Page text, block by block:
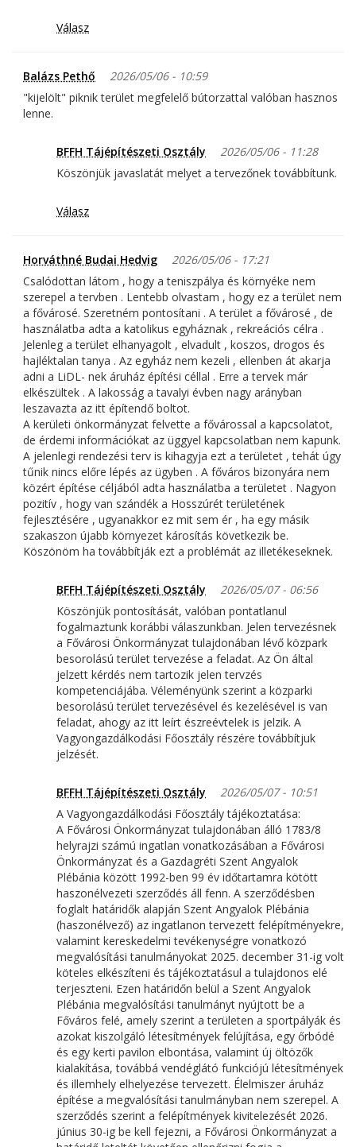
Válasz
Balázs Pethő
2026/05/06 - 10:59
"kijelölt" piknik terület megfelelő bútorzattal valóban hasznos
lenne.
BFFH Tájépítészeti Osztály
2026/05/06 - 11:28
Köszönjük javaslatát melyet a tervezőnek továbbítunk.
Válasz
Horváthné Budai Hedvig
2026/05/06 - 17:21
Csalódottan látom , hogy a teniszpálya és környéke nem
szerepel a tervben . Lentebb olvastam , hogy ez a terület nem
a fővárosé. Szeretném pontosítani . A terület a fővárosé , de
használatba adta a katolikus egyháznak , rekreációs célra .
Jelenleg a terület elhanyagolt , elvadult , koszos, drogos és
hajléktalan tanya . Az egyház nem kezeli , ellenben át akarja
adni a LiDL- nek áruház építési céllal . Erre a tervek már
elkészültek . A lakosság a tavalyi évben nagy arányban
leszavazta az itt építendő boltot.
A kerületi önkormányzat felvette a fővárossal a kapcsolatot,
de érdemi információkat az üggyel kapcsolatban nem kapunk.
A jelenlegi rendezési terv is kihagyja ezt a területet , tehát úgy
tűnik nincs előre lépés az ügyben . A főváros bizonyára nem
közért építése céljából adta használatba a területet . Nagyon
pozitív , hogy van szándék a Hosszúrét területének
fejlesztésére , ugyanakkor ez mit sem ér , ha egy másik
szakaszon újabb környezet károsítás következik be.
Köszönöm ha továbbítják ezt a problémát az illetékeseknek.
BFFH Tájépítészeti Osztály
2026/05/07 - 06:56
Köszönjük pontosítását, valóban pontatlanul
fogalmaztunk korábbi válaszunkban. Jelen tervezésnek
a Fővárosi Önkormányzat tulajdonában lévő közpark
besorolású terület tervezése a feladat. Az Ön által
jelzett kérdés nem tartozik jelen tervzés
kompetenciájába. Véleményünk szerint a közparki
besorolású terület tervezésével és kezelésével is van
feladat, ahogy az itt leírt észreévtelek is jelzik. A
Vagyongazdálkodási Főosztály részére továbbítjuk
jelzését.
BFFH Tájépítészeti Osztály
2026/05/07 - 10:51
A Vagyongazdálkodási Főosztály tájékoztatása:
A Fővárosi Önkormányzat tulajdonában álló 1783/8
helyrajzi számú ingatlan vonatkozásában a Fővárosi
Önkormányzat és a Gazdagréti Szent Angyalok
Plébánia között 1992-ben 99 év időtartamra kötött
haszonélvezeti szerződés áll fenn. A szerződésben
foglalt határidők alapján Szent Angyalok Plébánia
(haszonélvező) az ingatlanon tervezett felépítményekre,
valamint kereskedelmi tevékenységre vonatkozó
megvalósítási tanulmányokat 2025. december 31-ig volt
köteles elkészíteni és tájékoztatásul a tulajdonos elé
terjeszteni. Ezen határidőn belül a Szent Angyalok
Plébánia megvalósítási tanulmányt nyújtott be a
Főváros felé, amely szerint a területen a sportpályák és
azokat kiszolgáló létesítmények felújítása, egy őrbódé
és egy kerti pavilon elbontása, valamint új öltözők
kialakítása, továbbá vendéglátó funkciójú létesítmények
és illemhely elhelyezése tervezett. Élelmiszer áruház
építése a megvalósítási tanulmányban nem szerepel. A
szerződés szerint a felépítmények kivitelezését 2026.
június 30-ig be kell fejezni, a Fővárosi Önkormányzat a